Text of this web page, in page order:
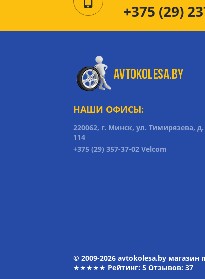
+375 (29)
НАШИ ОФИСЫ:
220062, г. Минск, ул. Тимирязева, д.
114
+375 (29) 357-37-02 Velcom
© 2009-2026 avtokolesa.by
★★★★★ Рейтинг: 5 Отзывов: 37